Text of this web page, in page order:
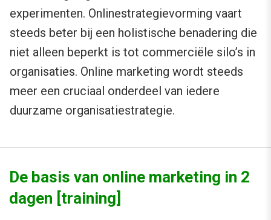
experimenten. Onlinestrategievorming vaart
steeds beter bij een holistische benadering die
niet alleen beperkt is tot commerciële silo’s in
organisaties. Online marketing wordt steeds
meer een cruciaal onderdeel van iedere
duurzame organisatiestrategie.
De basis van online marketing in 2
dagen [training]